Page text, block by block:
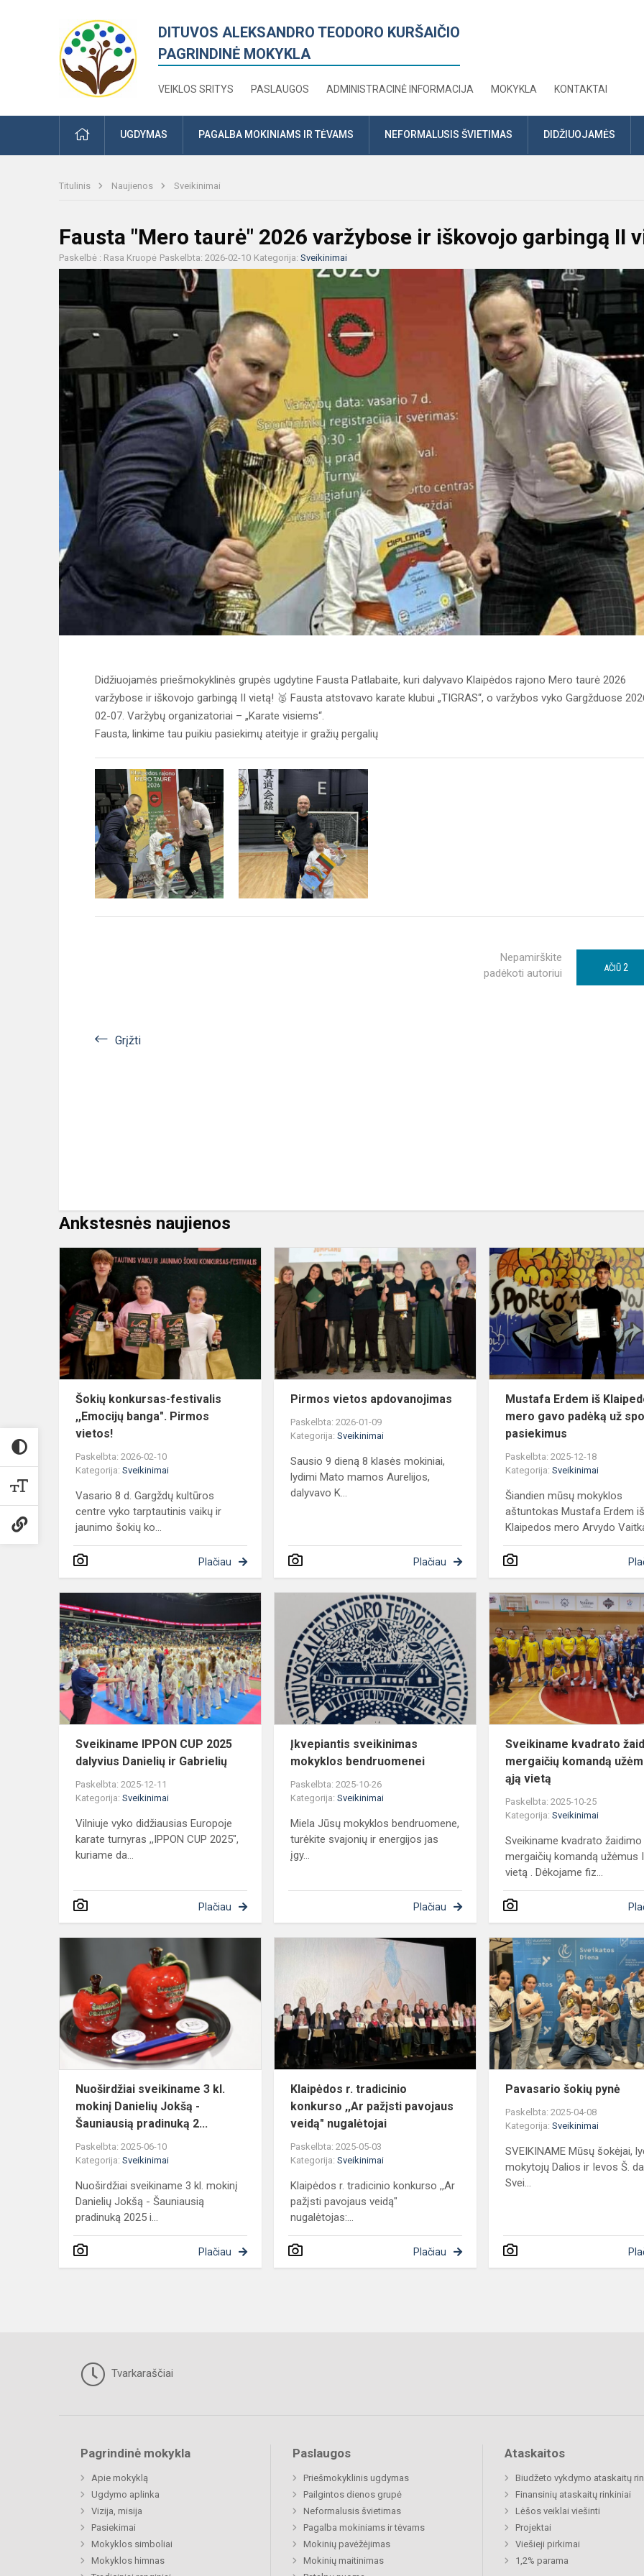
DITUVOS ALEKSANDRO TEODORO KURŠAIČIO
PAGRINDINĖ MOKYKLA
VEIKLOS SRITYS PASLAUGOS ADMINISTRACINĖ INFORMACIJA MOKYKLA KONTAKTAI
PRADŽIAUGDYMAS PAGALBA MOKINIAMS IR TĖVAMS NEFORMALUSIS ŠVIETIMAS DIDŽIUOJAMĖS
Titulinis Naujienos Sveikinimai
Fausta "Mero taurė" 2026 varžybose ir iškovojo garbingą II
Paskelbė : Rasa Kruopė Paskelbta: 2026-02-10 Kategorija: Sveikinimai
Didžiuojamės priešmokyklinės grupės ugdytine Fausta Patlabaite, kuri dalyvavo Klaipėdos rajono Mero taurė 2026
varžybose ir iškovojo garbingą II vietą! 🥈 Fausta atstovavo karate klubui „TIGRAS“, o varžybos vyko Gargžduose
02-07. Varžybų organizatoriai – „Karate visiems“.
Fausta, linkime tau puikiu pasiekimų ateityje ir gražių pergalių
Nepamirškite
padėkoti autoriui
AČIŪ 2
Grįžti
Ankstesnės naujienos
konkursas-
festivalis
,,Emocijų
banga".
Pirmos
Šokių konkursas-festivalis
,,Emocijų banga". Pirmos
vietos!
Paskelbta: 2026-02-10
Kategorija: Sveikinimai
Vasario 8 d. Gargždų kultūros
centre vyko tarptautinis vaikų ir
jaunimo šokių ko...
Plačiau
Pirmos
vietos
apdovanojimas
Pirmos vietos apdovanojimas
Paskelbta: 2026-01-09
Kategorija:Sveikinimai
Sausio 9 dieną 8 klasės mokiniai,
lydimi Mato mamos Aurelijos,
dalyvavo K...
Plačiau
Mustafa Erdem iš
mero gavo padėką už
pasiekimus
Paskelbta: 2025-12-18
Kategorija:Sveikinimai
Šiandien mūsų mokyklos
aštuntokas Mustafa Erdem iš
Klaipedos mero Arvydo
Sveikiname
CUP
2025
dalyvius
Danielių
ir
Gabrielių
Sveikiname IPPON CUP 2025
dalyvius Danielių ir Gabrielių
Paskelbta: 2025-12-11
Kategorija: Sveikinimai
Vilniuje vyko didžiausias Europoje
karate turnyras ,,IPPON CUP 2025",
kuriame da...
Plačiau
Įkvepiantis
sveikinimas
mokyklos
bendruomenei
Įkvepiantis sveikinimas
mokyklos bendruomenei
Paskelbta: 2025-10-26
Kategorija:Sveikinimai
Miela Jūsų mokyklos bendruomene,
turėkite svajonių ir energijos jas
įgy...
Plačiau
Sveikiname kvadrato
mergaičių komandą
ąją vietą
Paskelbta: 2025-10-25
Kategorija:Sveikinimai
Sveikiname kvadrato žaidimo
mergaičių komandą užėmus
vietą . Dėkojame fiz...
mokinį
Danielių
Šaunia...
Nuoširdžiai sveikiname 3 kl.
mokinį Danielių Jokšą -
Šauniausią pradinuką 2...
Paskelbta: 2025-06-10
Kategorija: Sveikinimai
Nuoširdžiai sveikiname 3 kl. mokinį
Danielių Jokšą - Šauniausią
pradinuką 2025 i...
Plačiau
Klaipėdos
tradicinio
konkurso
,,Ar
pažįsti
pavojaus
veid...
Klaipėdos r. tradicinio
konkurso ,,Ar pažįsti pavojaus
veidą" nugalėtojai
Paskelbta: 2025-05-03
Kategorija:Sveikinimai
Klaipėdos r. tradicinio konkurso ,,Ar
pažįsti pavojaus veidą"
nugalėtojas:...
Plačiau
Pavasario šokių pynė
Paskelbta: 2025-04-08
Kategorija:Sveikinimai
SVEIKINAME Mūsų šokėjai,
mokytojų Dalios ir Ievos Š.
Svei...
Tvarkaraščiai
Pagrindinė mokykla
Apie mokyklą
Ugdymo aplinka
Vizija, misija
Pasiekimai
Mokyklos simboliai
Mokyklos himnas
Paslaugos
Priešmokyklinis ugdymas
Pailgintos dienos grupė
Neformalusis švietimas
Pagalba mokiniams ir tėvams
Mokinių pavėžėjimas
Mokinių maitinimas
Ataskaitos
Biudžeto vykdymo ataskaitų
Finansinių ataskaitų rinkiniai
Lėšos veiklai viešinti
Projektai
Viešieji pirkimai
1,2% parama